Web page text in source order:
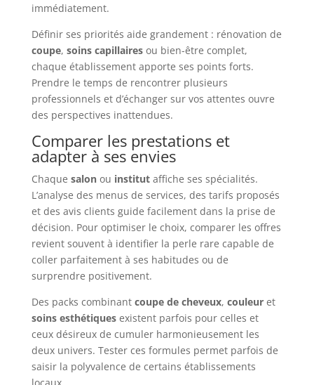
immédiatement.
Définir ses priorités aide grandement : rénovation de
coupe, soins capillairesou bien-être complet,
chaque établissement apporte ses points forts.
Prendre le temps de rencontrer plusieurs
professionnels et d’échanger sur vos attentes ouvre
des perspectives inattendues.
Comparer les prestations et
adapter à ses envies
Chaque salonou institutaffiche ses spécialités.
L’analyse des menus de services, des tarifs proposés
et des avis clients guide facilement dans la prise de
décision. Pour optimiser le choix, comparer les offres
revient souvent à identifier la perle rare capable de
coller parfaitement à ses habitudes ou de
surprendre positivement.
Des packs combinant coupe de cheveux, couleuret
soins esthétiquesexistent parfois pour celles et
ceux désireux de cumuler harmonieusement les
deux univers. Tester ces formules permet parfois de
saisir la polyvalence de certains établissements